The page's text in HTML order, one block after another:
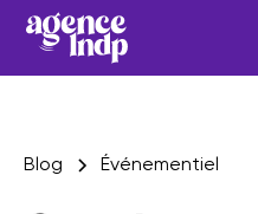
Blog Événementiel